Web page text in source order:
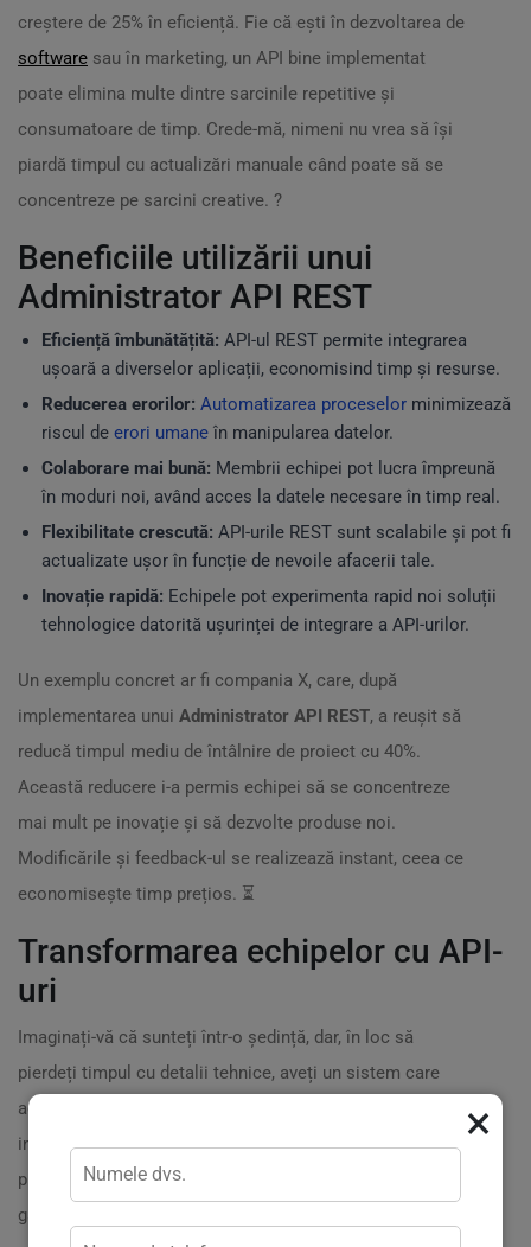
creștere de 25% în eficiență. Fie că ești în dezvoltarea de
software sau în marketing, un API bine implementat
poate elimina multe dintre sarcinile repetitive și
consumatoare de timp. Crede-mă, nimeni nu vrea să își
piardă timpul cu actualizări manuale când poate să se
concentreze pe sarcini creative. ?
Beneficiile utilizării unui
Administrator API REST
Eficiență îmbunătățită: API-ul REST permite integrarea
ușoară a diverselor aplicații, economisind timp și resurse.
Reducerea erorilor: Automatizarea proceselor minimizează
riscul de erori umane în manipularea datelor.
Colaborare mai bună: Membrii echipei pot lucra împreună
în moduri noi, având acces la datele necesare în timp real.
Flexibilitate crescută: API-urile REST sunt scalabile și pot fi
actualizate ușor în funcție de nevoile afacerii tale.
Inovație rapidă: Echipele pot experimenta rapid noi soluții
tehnologice datorită ușurinței de integrare a API-urilor.
Un exemplu concret ar fi compania X, care, după
implementarea unui Administrator API REST, a reușit să
reducă timpul mediu de întâlnire de proiect cu 40%.
Această reducere i-a permis echipei să se concentreze
mai mult pe inovație și să dezvolte produse noi.
Modificările și feedback-ul se realizează instant, ceea ce
economisește timp prețios. ⏳
Transformarea echipelor cu API-
uri
Imaginați-vă că sunteți într-o ședință, dar, în loc să
pierdeți timpul cu detalii tehnice, aveți un sistem care
actualizează automat toate informațiile pe baza
interacțiunilor echipei. Acest lucru permite discuții mai
productive și luarea deciziilor în timp real. Cheia este să
găsim un partener care să te ajute să implementezi
×